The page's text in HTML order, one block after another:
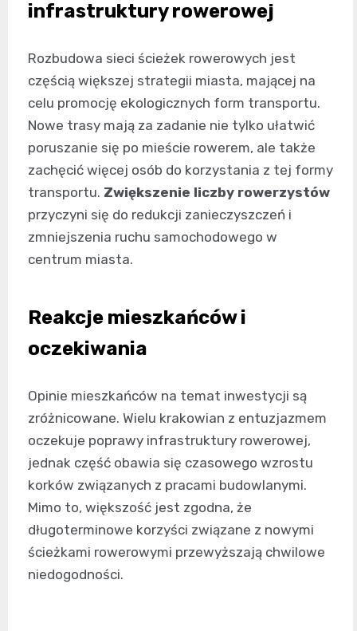
infrastruktury rowerowej
Rozbudowa sieci ścieżek rowerowych jest
częścią większej strategii miasta, mającej na
celu promocję ekologicznych form transportu.
Nowe trasy mają za zadanie nie tylko ułatwić
poruszanie się po mieście rowerem, ale także
zachęcić więcej osób do korzystania z tej formy
transportu. Zwiększenie liczby rowerzystów
przyczyni się do redukcji zanieczyszczeń i
zmniejszenia ruchu samochodowego w
centrum miasta.
Reakcje mieszkańców i
oczekiwania
Opinie mieszkańców na temat inwestycji są
zróżnicowane. Wielu krakowian z entuzjazmem
oczekuje poprawy infrastruktury rowerowej,
jednak część obawia się czasowego wzrostu
korków związanych z pracami budowlanymi.
Mimo to, większość jest zgodna, że
długoterminowe korzyści związane z nowymi
ścieżkami rowerowymi przewyższają chwilowe
niedogodności.